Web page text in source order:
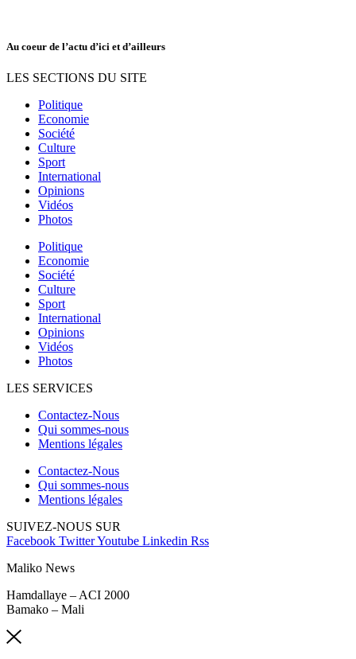
Au coeur de l’actu d’ici et d’ailleurs
LES SECTIONS DU SITE
Politique
Economie
Société
Culture
Sport
International
Opinions
Vidéos
Photos
Politique
Economie
Société
Culture
Sport
International
Opinions
Vidéos
Photos
LES SERVICES
Contactez-Nous
Qui sommes-nous
Mentions légales
Contactez-Nous
Qui sommes-nous
Mentions légales
SUIVEZ-NOUS SUR
Facebook TwitterYoutube Linkedin Rss
Maliko News
Hamdallaye – ACI 2000
Bamako – Mali